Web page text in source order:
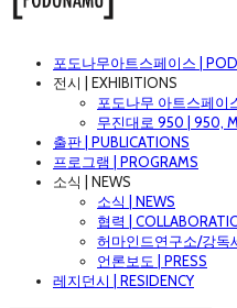
포도나무아트스페이스 |
전시 | EXHIBITIONS
포도나무 아트스페이
무진대로 950 | 950,
출판 | PUBLICATIONS
프로그램 | PROGRAMS
소식 | NEWS
소식 | NEWS
협력 |
허마인드연구소/강독
언론보도 | PRESS
레지던시 | RESIDENCY